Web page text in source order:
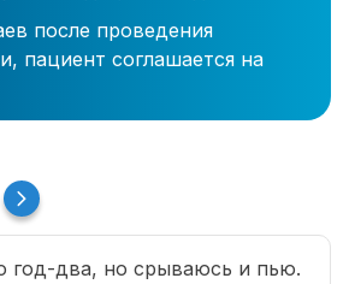
после проведения
пациент соглашается на
год-два, но срываюсь и пью.